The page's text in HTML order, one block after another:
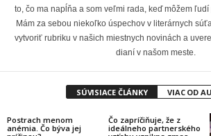
to, čo ma napĺňa a som veľmi rada, keď môžem
Mám za sebou niekoľko úspechov v literárnych
vytvoriť rubriku v našich miestnych novinách a
dianí v našom meste.
SÚVISIACE ČLÁNKY VIAC OD
Postrach menom
anémia. Čo býva jej
Čo zapríčiňuje, že z
ideálneho partnerského